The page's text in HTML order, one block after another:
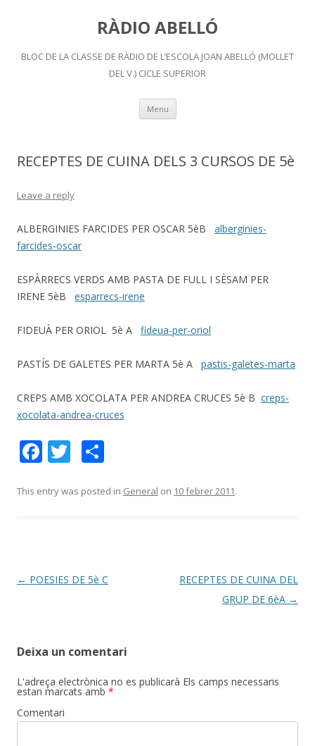
RÀDIO ABELLÓ
BLOC DE LA CLASSE DE RÀDIO DE L’ESCOLA JOAN ABELLÓ (MOLLET
DEL V.) CICLE SUPERIOR
Menu Skip
content
RECEPTES DE CUINA DELS 3 CURSOS DE 5è
Leave a reply
ALBERGINIES FARCIDES PER OSCAR 5èB alberginies-
farcides-oscar
ESPÀRRECS VERDS AMB PASTA DE FULL I SÈSAM PER
IRENE 5èB esparrecs-irene
FIDEUÀ PER ORIOL 5è A fideua-per-oriol
PASTÍS DE GALETES PER MARTA 5è A pastis-galetes-marta
CREPS AMB XOCOLATA PER ANDREA CRUCES 5è B creps-
xocolata-andrea-cruces
F
e
k
T
itt m
ix
This entry was posted in General on 10 febrer 2011.
Post
← POESIES DE 5è C
RECEPTES DE CUINA DEL
GRUP DE 6èA →
Deixa un comentari
L'adreça electrònica no es publicarà Els camps necessaris
estan marcats amb *
Comentari